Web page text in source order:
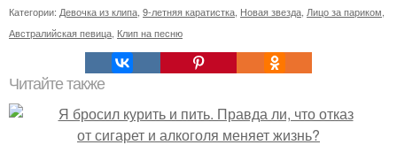
Категории: Девочка из клипа 9-летняя каратистка Новая звезда Лицо за париком
Австралийская певица Клип на песню
Читайте также